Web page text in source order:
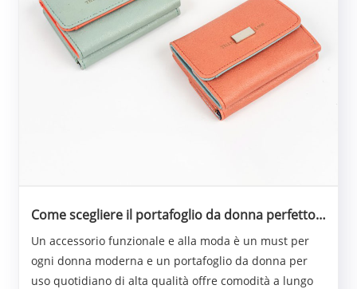
Come scegliere il portafoglio da donna perfetto
resistenza?
Un accessorio funzionale e alla moda è un must per
ogni donna moderna e un portafoglio da donna per
uso quotidiano di alta qualità offre comodità a lungo